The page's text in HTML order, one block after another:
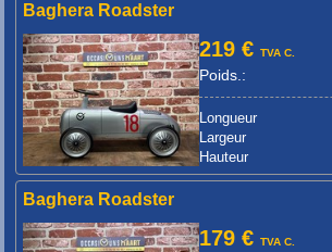
Baghera Roadster
219 €TVA C.
Poids.:
Longueur
Largeur
Hauteur
Baghera Roadster
179 €TVA C.